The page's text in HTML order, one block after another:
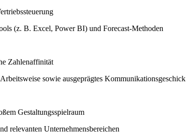
(z. B. Excel, Power BI) und Forecast-Methoden
Zahlenaffinität
sowie ausgeprägtes Kommunikationsgeschick
Gestaltungsspielraum
relevanten Unternehmensbereichen